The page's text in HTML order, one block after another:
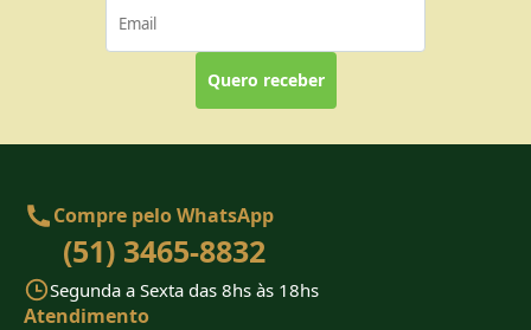
Quero receber
Compre pelo WhatsApp
(51) 3465-8832
Segunda a Sexta das 8hs às 18hs
Atendimento